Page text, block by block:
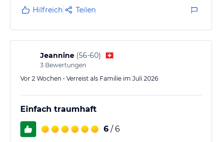
Catania und anschliessend mit einer langen Autofahrt
zum Adler Resort fahren mussten, was die Hin- und
Rückreise etwas erschwerte. Dafür sind wir allerdings
mit einer grossartigen Natur, bestem Badewetter,…
Hilfreich Teilen
Jeannine (56-60)
3 Bewertungen
Vor 2 Wochen • Verreist als Familie im Juli 2026
Einfach traumhaft
6 / 6